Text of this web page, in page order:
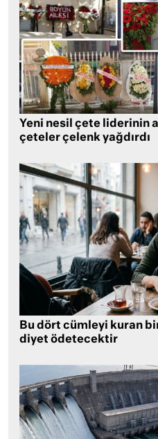
Yeni nesil çete liderinin
çeteler çelenk yağdırdı
Bu dört cümleyi kuran
diyet ödetecektir